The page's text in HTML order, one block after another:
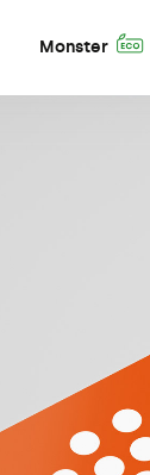
Monster A